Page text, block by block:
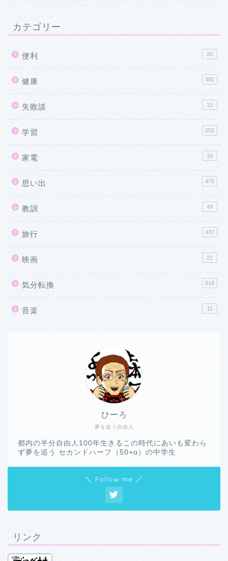
カテゴリー
便利 20
健康 381
失敗談 10
学習 252
家電 16
思い出 475
教訓 49
旅行 437
映画 21
気分転換 619
音楽 11
夢を追う自由人
ひーろ
都内の半分自由人100年生きるこの時代にあいも変わら
ず夢を追う セカンドハーフ（50+α）の中学生
＼ Follow me ／
リンク